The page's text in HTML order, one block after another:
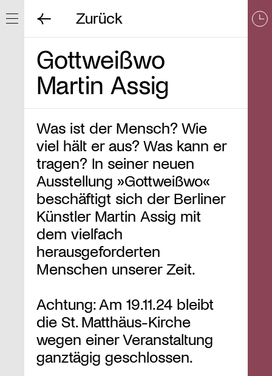
Navigation ein/ausblenden
Zurück
Gottweißwo
Martin Assig
Was ist der Mensch? Wie
viel hält er aus? Was kann er
tragen? In seiner neuen
Ausstellung »Gottweißwo«
beschäftigt sich der Berliner
Künstler Martin Assig mit
dem vielfach
herausgeforderten
Menschen unserer Zeit.
Achtung: Am 19.11.24 bleibt
die St. Matthäus-Kirche
wegen einer Veranstaltung
ganztägig geschlossen.